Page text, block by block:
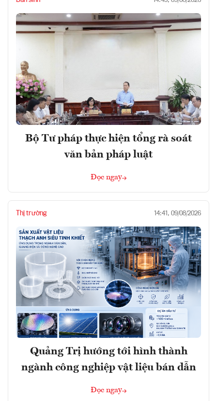
Bộ Tư pháp thực hiện tổng rà soát
văn bản pháp luật
Đọc ngay
Thị trường 14:41, 09/08/2026
Quảng Trị hướng tới hình thành
ngành công nghiệp vật liệu bán dẫn
Đọc ngay